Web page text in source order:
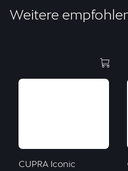
Weitere
CUPRA Iconic